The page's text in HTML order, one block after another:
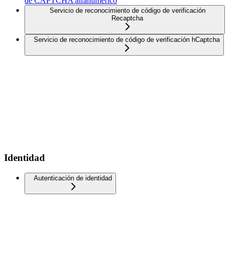
Servicio de reconocimiento de código de verificación
Recaptcha
Servicio de reconocimiento de código de verificación hCaptcha
Identidad
Autenticación de identidad